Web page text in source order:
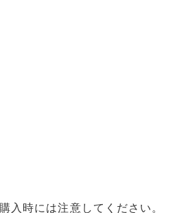
入時には注意してください。